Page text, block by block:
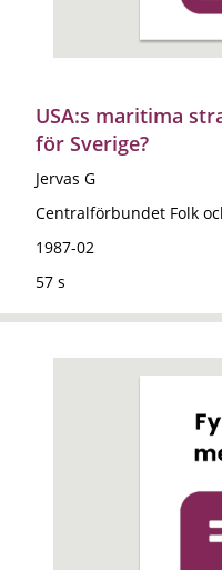
USA:s maritima
för Sverige?
Jervas G
Centralförbundet Folk
1987-02
57 s